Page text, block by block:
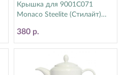
Крышка для 9001C071
Monaco Steelite (Стилайт)
380 р.